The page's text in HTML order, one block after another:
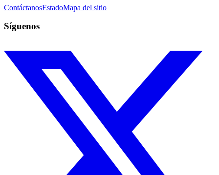
ContáctanosEstadoMapa del sitio
Síguenos